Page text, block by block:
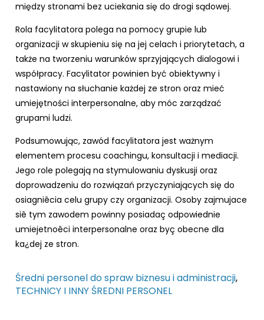
między stronami bez uciekania się do drogi sądowej.
Rola facylitatora polega na pomocy grupie lub
organizacji w skupieniu się na jej celach i priorytetach, a
także na tworzeniu warunków sprzyjających dialogowi i
współpracy. Facylitator powinien być obiektywny i
nastawiony na słuchanie każdej ze stron oraz mieć
umiejętności interpersonalne, aby móc zarządzać
grupami ludzi.
Podsumowując, zawód facylitatora jest ważnym
elementem procesu coachingu, konsultacji i mediacji.
Jego role polegają na stymulowaniu dyskusji oraz
doprowadzeniu do rozwiązań przyczyniających się do
osiagniêcia celu grupy czy organizacji. Osoby zajmujace
siê tym zawodem powinny posiadaç odpowiednie
umiejetnoêci interpersonalne oraz byç obecne dla
ka¿dej ze stron.
Średni personel do spraw biznesu i administracji,
TECHNICY I INNY ŚREDNI PERSONEL